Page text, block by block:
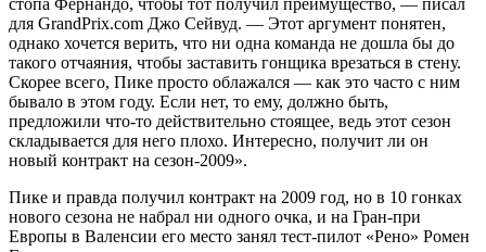
для GrandPrix.com Джо Сейвуд. — Этот аргумент понятен,
однако хочется верить, что ни одна команда не дошла бы до
такого отчаяния, чтобы заставить гонщика врезаться в стену.
Скорее всего, Пике просто облажался — как это часто с ним
бывало в этом году. Если нет, то ему, должно быть,
предложили что-то действительно стоящее, ведь этот сезон
складывается для него плохо. Интересно, получит ли он
новый контракт на сезон-2009».
Пике и правда получил контракт на 2009 год, но в 10 гонках
нового сезона не набрал ни одного очка, и на Гран-при
Европы в Валенсии его место занял тест-пилот «Рено» Ромен